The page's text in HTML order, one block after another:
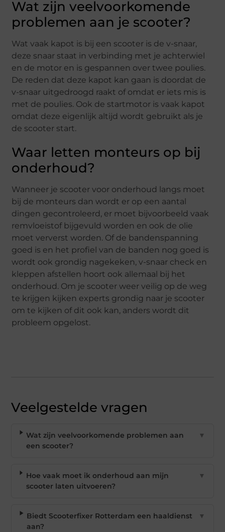
Wat zijn veelvoorkomende
problemen aan je scooter?
Wat vaak kapot is bij een scooter is de v-snaar,
deze snaar staat in verbinding met je achterwiel
en de motor en is gespannen over twee poulies.
De reden dat deze kapot kan gaan is doordat de
v-snaar uitgedroogd raakt of omdat er iets mis is
met de poulies. Ook de startmotor is vaak kapot
omdat deze eigenlijk altijd wordt gebruikt als je
de scooter start.
Waar letten monteurs op bij
onderhoud?
Wanneer je scooter voor onderhoud langs moet
bij de monteurs dan wordt er op een aantal
dingen gecontroleerd, er moet bijvoorbeeld vaak
remvloeistof bijgevuld worden en ook de olie
moet ververst worden. Of de bandenspanning
goed is en het profiel van de banden nog goed is
wordt ook grondig nagekeken, v-snaar check en
kleppen afstellen hoort ook allemaal bij het
onderhoud. Om je scooter weer veilig op de weg
te krijgen kijken experts grondig naar je scooter
om te kijken of dit ook kan, anders wordt dit
probleem opgelost.
Veelgestelde vragen
Wat zijn veelvoorkomende problemen aan
een scooter?
▼
Hoe vaak moet ik onderhoud aan mijn
scooter laten uitvoeren?
▼
Biedt Scooterfixer Rotterdam een haaldienst
aan?
▼